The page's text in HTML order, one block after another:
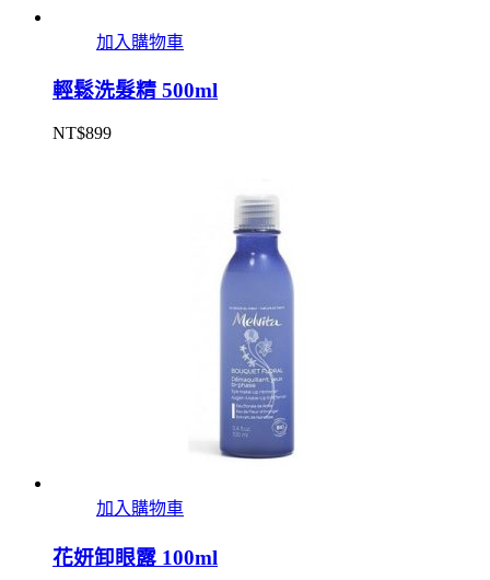
加入購物車
輕鬆洗髮精 500ml
NT$899
加入購物車
花妍卸眼露 100ml